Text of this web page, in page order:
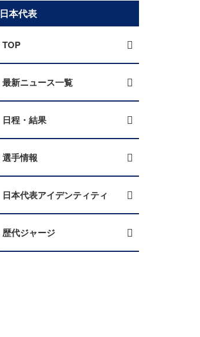
日本代表
TOP
最新ニュース一覧
日程・結果
選手情報
日本代表アイデンティティ
歴代ジャージ